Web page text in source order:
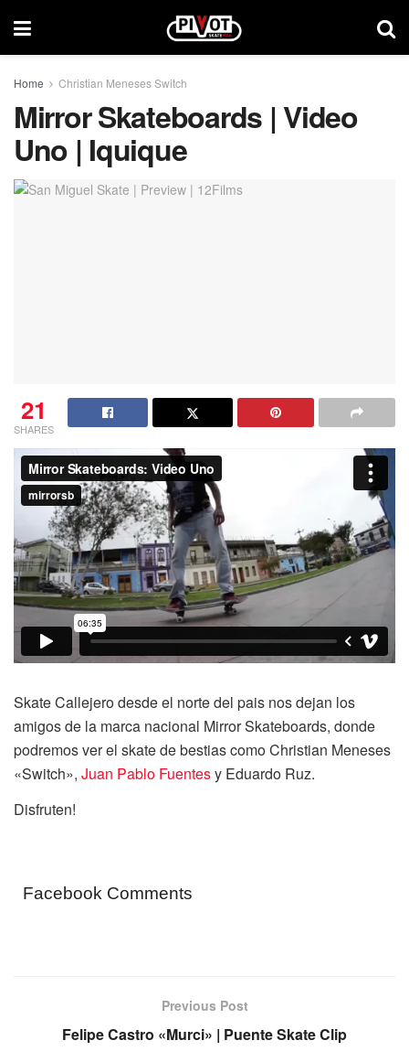
Home Christian Meneses Switch
Mirror Skateboards | Video
Uno | Iquique
21
SHARES
Skate Callejero desde el norte del pais nos dejan los
amigos de la marca nacional Mirror Skateboards, donde
podremos ver el skate de bestias como Christian Meneses
«Switch», Juan Pablo Fuentesy Eduardo Ruz.
Disfruten!
Facebook Comments
Previous Post
Felipe Castro «Murci» | Puente Skate Clip